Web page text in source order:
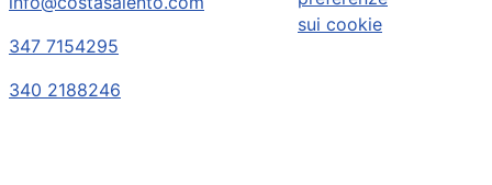
347 7154295
340 2188246
sui cookie